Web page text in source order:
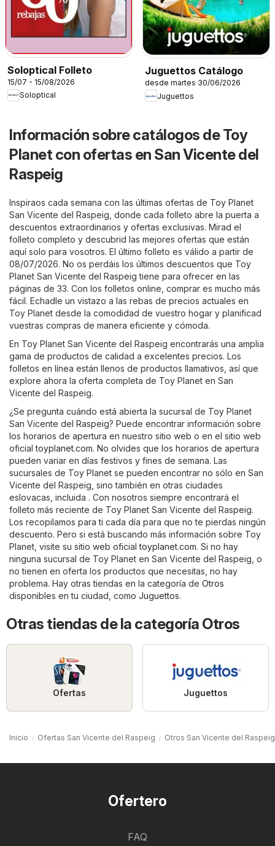
Soloptical Folleto
15/07 - 15/08/2026
Soloptical
Juguettos Catálogo
desde martes 30/06/2026
Juguettos
Información sobre catálogos de Toy
Planet con ofertas en San Vicente del
Raspeig
Inspiraos cada semana con las últimas ofertas de Toy Planet
San Vicente del Raspeig, donde cada folleto abre la puerta a
descuentos extraordinarios y ofertas exclusivas. Mirad el
folleto completo y descubrid las mejores ofertas que están
aquí solo para vosotros. El último folleto es válido a partir de
08/07/2026. No os perdáis los últimos descuentos que Toy
Planet San Vicente del Raspeig tiene para ofrecer en las
páginas de 33. Con los folletos online, comprar es mucho más
fácil. Echadle un vistazo a las rebas de precios actuales en
Toy Planet desde la comodidad de vuestro hogar y planificad
vuestras compras de manera eficiente y cómoda.
En Toy Planet San Vicente del Raspeig encontrarás una amplia
gama de productos de calidad a excelentes precios. Los
folletos en línea están llenos de productos llamativos, así que
explore ahora la oferta completa de Toy Planet en San
Vicente del Raspeig.
¿Se pregunta cuándo está abierta la sucursal de Toy Planet
San Vicente del Raspeig? Puede encontrar información sobre
los horarios de apertura en nuestro sitio web o en el sitio web
oficialtoyplanet.com. No olvides que los horarios de apertura
pueden variar en días festivos y fines de semana. Las
sucursales de Toy Planet se pueden encontrar no sólo en San
Vicente del Raspeig, sino también en otras ciudades
eslovacas, incluida . Con nosotros siempre encontrará el
folleto más reciente de Toy Planet San Vicente del Raspeig.
Los recopilamos para ti cada día para que no te pierdas ningún
descuento. Pero si está buscando más información sobre Toy
Planet, visite su sitio web oficialtoyplanet.com. Si no hay
ninguna sucursal de Toy Planet en San Vicente del Raspeig, o
no tienen en oferta los productos que necesitas, no hay
problema. Hay otras tiendas en la categoría de Otros
disponibles en tu ciudad, como Juguettos.
Otras tiendas de la categoría Otros
Ofertas Juguettos
Inicio Ofertas San Vicente del Raspeig Otros San Vicente del Raspeig
Ofertero
FAQ